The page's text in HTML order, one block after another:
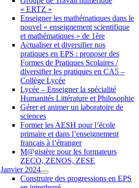
« ERTZ »
Enseigner les mathématiques dans le
nouvel « enseignement scientifique
et mathématiques » de 1ère
Actualiser et diversifier nos
pratiques en EPS : proposer des
Formes de Pratiques Scolaires /
diversifier les pratiques en CA5 –
Collège Lycée
Lycée – Enseigner la spécialité
Humanités Littérature et Philosophie
Gérer et animer un laboratoire de
sciences
Former les AESH pour l’école
primaire et dans l’enseignement
français à l’étranger
M@gistère pour les formateurs
ZECO, ZENOS, ZESE
Janvier 2024
Construire des progressions en EPS